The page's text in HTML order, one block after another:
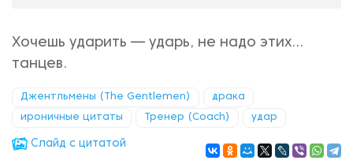
Хочешь ударить — ударь, не надо этих...
танцев.
Джентльмены (The Gentlemen) драка
ироничные цитаты Тренер (Coach) удар
Cлайд с цитатой